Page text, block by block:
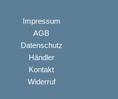
Impressum
AGB
Datenschutz
Händler
Kontakt
Widerruf